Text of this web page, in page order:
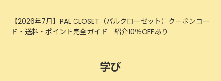
【2026年7月】PAL CLOSET（パルクローゼット）クーポンコー
ド・送料・ポイント完全ガイド｜紹介10％OFFあり
学び